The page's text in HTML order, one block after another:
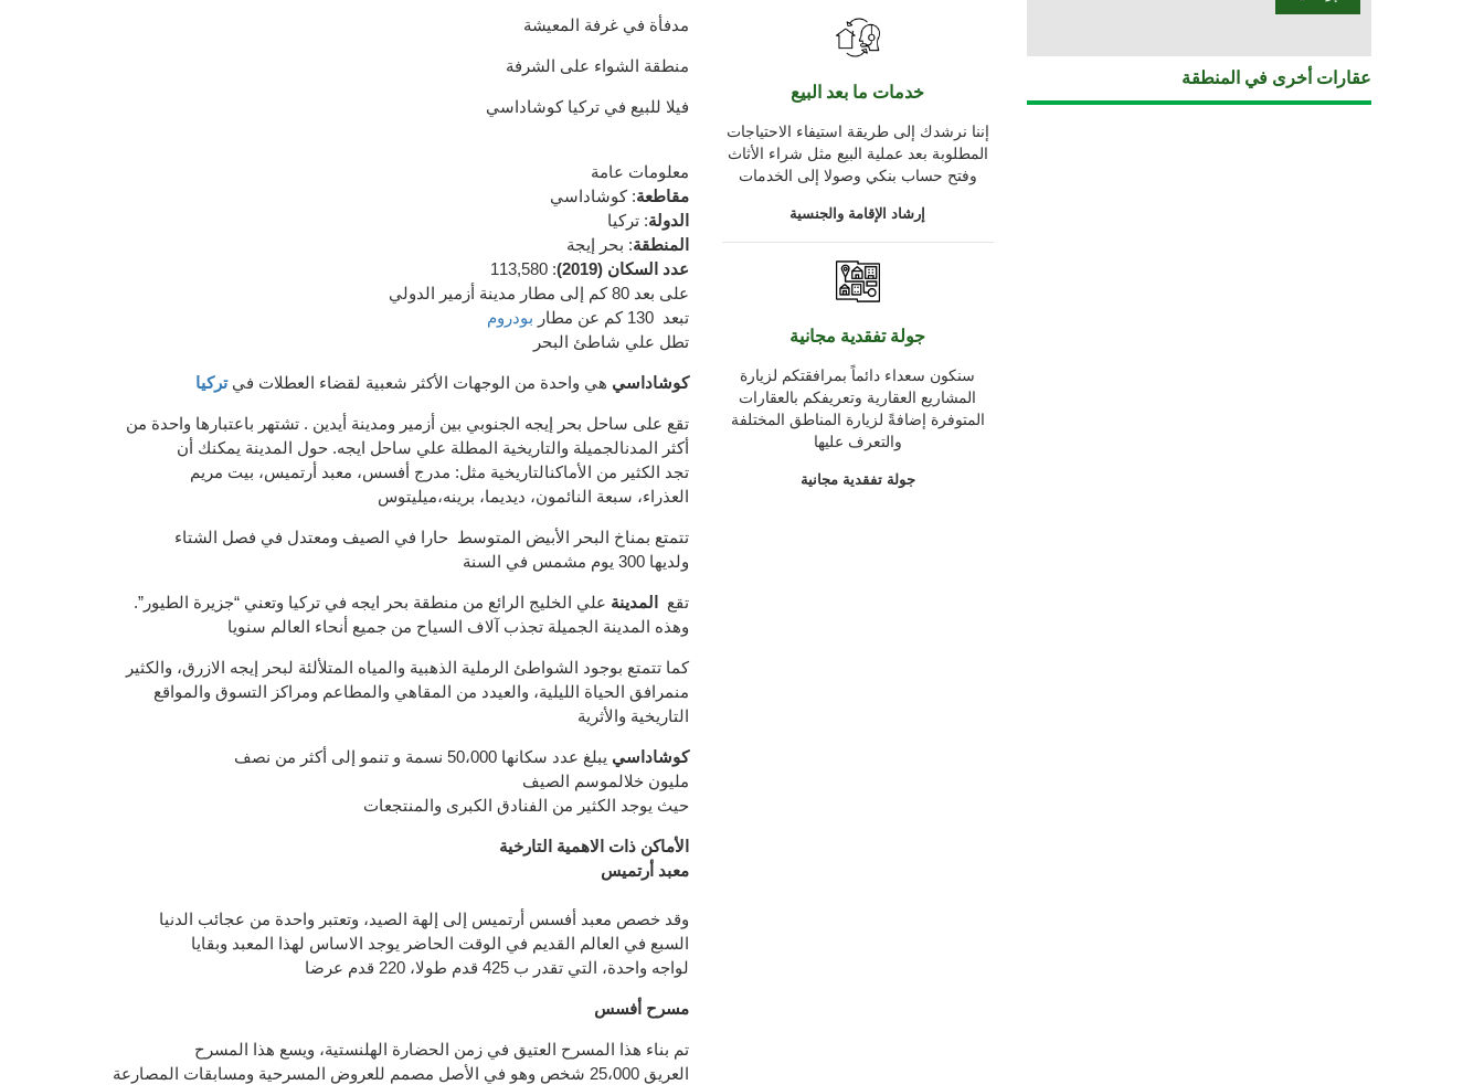
مدفأة في غرفة المعيشة
منطقة الشواء على الشرفة
فيلا للبيع في تركيا كوشاداسي
معلومات عامة
مقاطعة:كوشاداسي
الدولة: تركيا
المنطقة: بحر إيجة
عدد السكان (2019
)
: 113,580
على بعد 80 كم
إلى مطار مدينة أزمير الدولي
تبعد 130 كم
عن مطار بودروم
تطل علي شاطئ البحر
كوشاداسي هي واحدة من الوجهات الأكثر شعبية لقضاء العطلات في تركيا
تقع على ساحل بحر إيجه الجنوبي بين أزمير ومدينة أيدين . تشتهر باعتبارها واحدة من
أكثر المدنالجميلة والتاريخية المطلة علي ساحل ايجه. حول المدينة يمكنك أن
تجد الكثير من الأماكنالتاريخية مثل: مدرج أفسس، معبد أرتميس، بيت مريم
العذراء، سبعة النائمون، ديديما، برينه،ميليتوس
تتمتع بمناخ البحر الأبيض المتوسط حارا في الصيف ومعتدل في فصل الشتاء
ولديها 300 يوم مشمس في السنة
تقع المدينة علي الخليج الرائع من منطقة بحر ايجه في تركيا وتعني “جزيرة الطيور”.
وهذه المدينة الجميلة تجذب آلاف السياح من جميع أنحاء العالم سنويا
كما تتمتع بوجود الشواطئ الرملية الذهبية والمياه المتلألئة لبحر إيجه الازرق، والكثير
منمرافق الحياة الليلية، والعيدد من المقاهي والمطاعم ومراكز التسوق والمواقع
التار يخية والأثرية
كوشاداسي يبلغ عدد سكانها 50،000 نسمة و تنمو إلى أكثر من نصف
مليون خلالموسم الصيف
حيث يوجد الكثير من الفنادق الكبرى والمنتجعات
الأماكن ذات الاهمية التارخية
معبد أرتميس
وقد خصص معبد أفسس أرتميس إلى إلهة الصيد، وتعتبر واحدة من عجائب الدنيا
السبع في العالم القديم في الوقت الحاضر يوجد الاساس لهذا المعبد وبقايا
لواجه واحدة، التي تقدر ب425 قدم طولا، 220 قدم عرضا
مسرح أفسس
تم بناء هذا المسرح العتيق في زمن الحضارة الهلنستية، ويسع هذا المسرح
العريق 25،000 شخص وهو في الأصل مصمم للعروض المسرحية ومسابقات المصارعة
خدمات ما بعد البيع
إننا نرشدك إلى طريقة استيفاء الاحتياجات
المطلوبة بعد عملية البيع مثل شراء الأثاث
وفتح حساب بنكي وصولا إلى الخدمات
إرشاد الإقامة والجنسية
جولة تفقدية مجانية
سنكون سعداء دائماً بمرافقتكم لزيارة
المشاريع العقارية وتعريفكم بالعقارات
المتوفرة إضافةً لزيارة المناطق المختلفة
والتعرف عليها
جولة تفقدية مجانية
عقارات أخرى في المنطقة